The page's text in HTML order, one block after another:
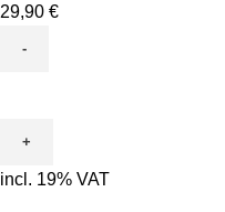
29,90 €
Ausmalen
-
incl. 19% VAT